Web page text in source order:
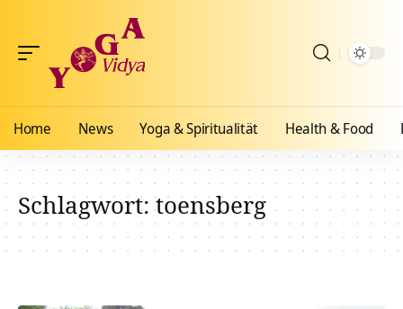
Home News Yoga & Spiritualität Health & Food
Schlagwort:toensberg